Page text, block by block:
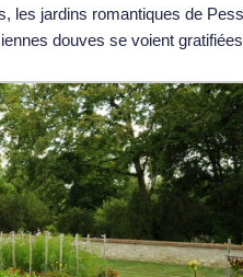
les jardins romantiques de
douves se voient